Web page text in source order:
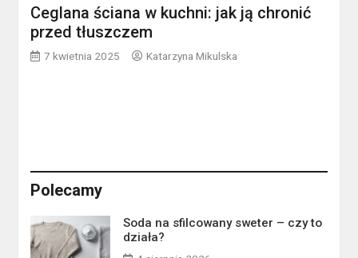
Ceglana ściana w kuchni: jak ją chronić
przed tłuszczem
7 kwietnia 2025 Katarzyna Mikulska
Polecamy
Soda na sfilcowany sweter – czy to
działa?